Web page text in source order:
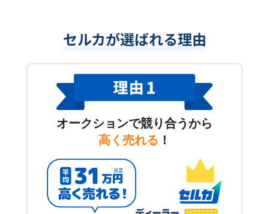
セルカが選ばれる理由
オークションで競り合うから
高く売れる ！